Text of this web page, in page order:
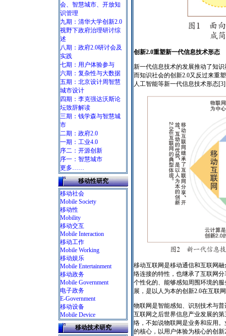
会、智慧城市、开放知
识管理
九期：清华大学创新2.0
视野下政府治理研讨综
述
八期：政府2.0研讨会及
实践
七期：用户体验参与
六期：复杂性与大数据
五期：北京设计周智慧
城市设计
四期：李克强达沃斯论
坛致辞解读
三期：钱学森与智慧城
市
二期：政府2.0
一期：工业4.0
序二：开源创新
序一：智慧城市
更多……
移动性研究
移动社会
Mobile Society
移动性
Mobility
移动交互
Mobile Interaction
移动工作
Mobile Working
移动娱乐
Mobile Entertainment
移动政务
Mobile Government
电子政务
E-Government
移动设备
Mobile Device
移动技术研究
创新2.0重塑新一代信息技术形态
新一代信息技术的发展推动了知
而知识社会的创新2.0又反过来重
人工智能等新一代信息技术形态
移动互联网是移动通信和互联网
络连接的特性，也继承了互联网
个性化的、能够感知周围环境的
展，是以人为本的创新2.0在互联
物联网是智能感知、识别技术与
互联网之后世界信息产业发展的
络，不如说物联网是业务和应用
的核心，以用户体验为核心的创